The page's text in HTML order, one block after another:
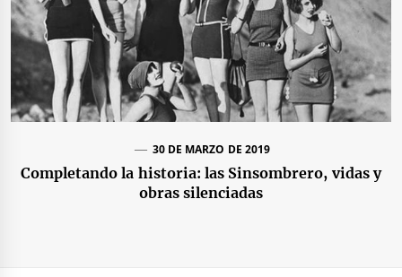
30 DE MARZO DE 2019
Completando la historia: las Sinsombrero, vidas y
obras silenciadas